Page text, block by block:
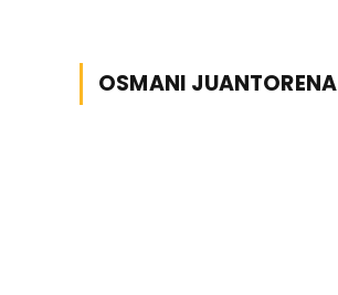
OSMANI JUANTORENA